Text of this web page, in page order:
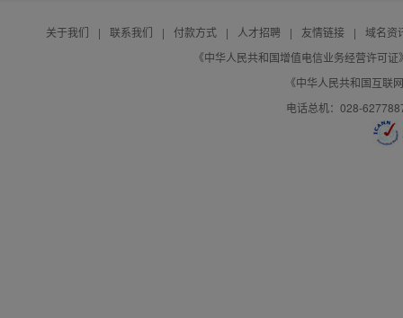
关于我们 | 联系我们 | 付款方式 | 人才招聘 | 友情链接 |
域名资
《中华人民共和国增值电信业务经营许可
《中华人民共和国互联
电话总机：028-